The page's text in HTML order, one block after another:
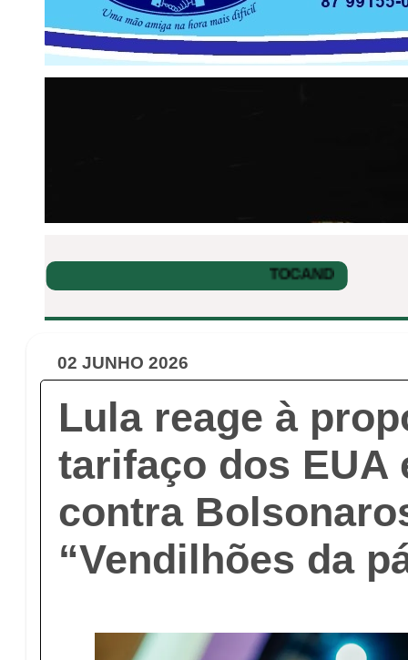
02 JUNHO 2026
Lula reage à
tarifaço dos EUA
contra
“Vendilhões da